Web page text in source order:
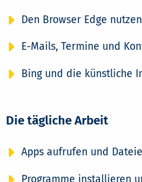
Den Browser Edge nutzen
E-Mails, Termine und
Bing und die künstliche
Die tägliche Arbeit
Apps aufrufen und
Programme installieren